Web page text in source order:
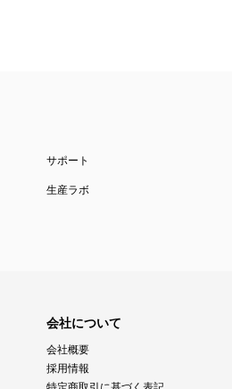
サポート
生産ラボ
会社について
会社概要
採用情報